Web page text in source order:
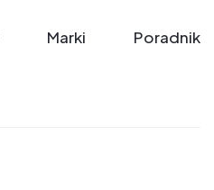
Marki Poradnik